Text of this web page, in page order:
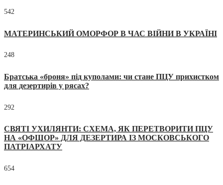
542
МАТЕРИНСЬКИЙ ОМОРФОР В ЧАС ВІЙНИ В УКРАЇНІ
248
Братська «броня» під куполами: чи стане ПЦУ прихистком
для дезертирів у рясах?
292
СВЯТІ УХИЛЯНТИ: СХЕМА, ЯК ПЕРЕТВОРИТИ ПЦУ
НА «ОФШОР» ДЛЯ ДЕЗЕРТИРА ІЗ МОСКОВСЬКОГО
ПАТРІАРХАТУ
654